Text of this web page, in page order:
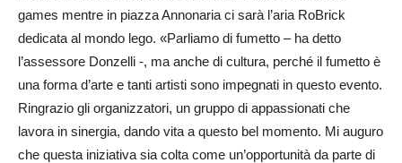
games mentre in piazza Annonaria ci sarà l’aria RoBrick
dedicata al mondo lego. «Parliamo di fumetto – ha detto
l’assessore Donzelli -, ma anche di cultura, perché il fumetto è
una forma d’arte e tanti artisti sono impegnati in questo evento.
Ringrazio gli organizzatori, un gruppo di appassionati che
lavora in sinergia, dando vita a questo bel momento. Mi auguro
che questa iniziativa sia colta come un’opportunità da parte di